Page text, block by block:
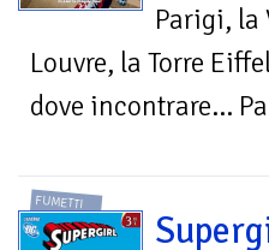
Parigi, la
Louvre, la Torre
dove incontrare...
FUMETTI